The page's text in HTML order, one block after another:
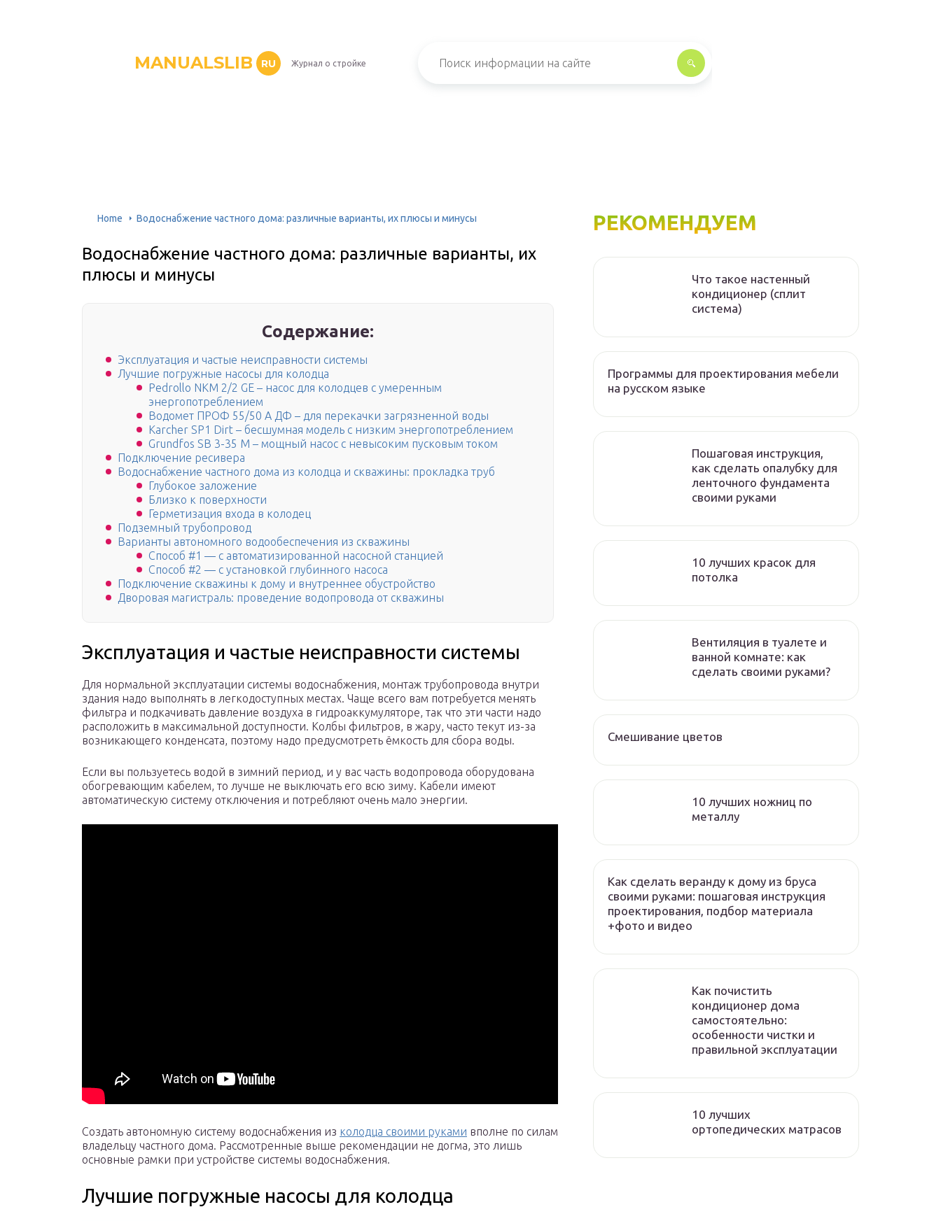
MANUALSLIB RU Журнал о стройке
Home Водоснабжение частного дома: различные варианты, их плюсы и минусы
Водоснабжение частного дома: различные варианты, их
плюсы и минусы
Содержание:
Эксплуатация и частые неисправности системы
Лучшие погружные насосы для колодца
Pedrollo NKM 2/2 GE – насос для колодцев с умеренным
энергопотреблением
Водомет ПРОФ 55/50 А ДФ – для перекачки загрязненной воды
Karcher SP1 Dirt – бесшумная модель с низким энергопотреблением
Grundfos SB 3-35 M – мощный насос с невысоким пусковым током
Подключение ресивера
Водоснабжение частного дома из колодца и скважины: прокладка труб
Глубокое заложение
Близко к поверхности
Герметизация входа в колодец
Подземный трубопровод
Варианты автономного водообеспечения из скважины
Способ #1 — с автоматизированной насосной станцией
Способ #2 — с установкой глубинного насоса
Подключение скважины к дому и внутреннее обустройство
Дворовая магистраль: проведение водопровода от скважины
Эксплуатация и частые неисправности системы
Для нормальной эксплуатации системы водоснабжения, монтаж трубопровода внутри
здания надо выполнять в легкодоступных местах. Чаще всего вам потребуется менять
фильтра и подкачивать давление воздуха в гидроаккумуляторе, так что эти части надо
расположить в максимальной доступности. Колбы фильтров, в жару, часто текут из-за
возникающего конденсата, поэтому надо предусмотреть ёмкость для сбора воды.
Если вы пользуетесь водой в зимний период, и у вас часть водопровода оборудована
обогревающим кабелем, то лучше не выключать его всю зиму. Кабели имеют
автоматическую систему отключения и потребляют очень мало энергии.
Создать автономную систему водоснабжения из колодца своими руками вполне по силам
владельцу частного дома. Рассмотренные выше рекомендации не догма, это лишь
основные рамки при устройстве системы водоснабжения.
Лучшие погружные насосы для колодца
РЕКОМЕНДУЕМ
Что такое настенный
кондиционер (сплит
система)
Программы для проектирования мебели
на русском языке
Пошаговая инструкция,
как сделать опалубку для
ленточного фундамента
своими руками
10 лучших красок для
потолка
Вентиляция в туалете и
ванной комнате: как
сделать своими руками?
Смешивание цветов
10 лучших ножниц по
металлу
Как сделать веранду к дому из бруса
своими руками: пошаговая инструкция
проектирования, подбор материала
+фото и видео
Как почистить
кондиционер дома
самостоятельно:
особенности чистки и
правильной эксплуатации
10 лучших
ортопедических матрасов